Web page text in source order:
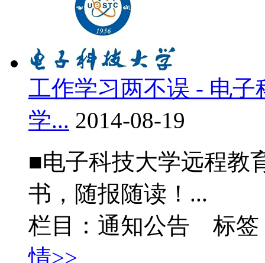
工作学习两不误 - 电
学... 2014-08-19
■电子科技大学远程教
书，随报随读！...
栏目：通知公告 标签
情>>